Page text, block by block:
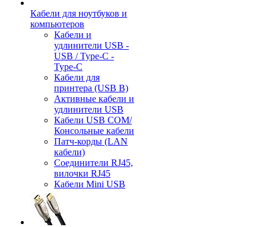
Кабели для ноутбуков и
компьютеров
Кабели и
удлинители USB -
USB / Type-C -
Type-C
Кабели для
принтера (USB B)
Активные кабели и
удлинители USB
Кабели USB COM/
Консольные кабели
Патч-корды (LAN
кабели)
Соединители RJ45,
вилочки RJ45
Кабели Mini USB